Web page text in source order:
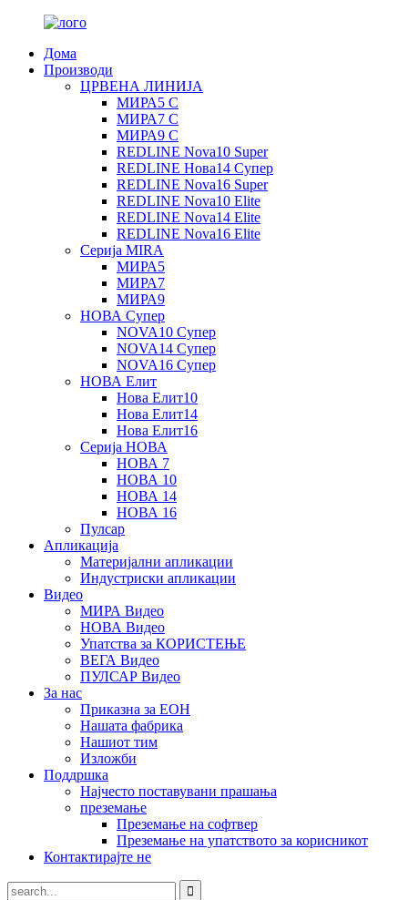
Дома
Производи
ЦРВЕНА ЛИНИЈА
МИРА5 С
МИРА7 С
МИРА9 С
REDLINE Nova10 Super
REDLINE Нова14 Супер
REDLINE Nova16 Super
REDLINE Nova10 Elite
REDLINE Nova14 Elite
REDLINE Nova16 Elite
Серија MIRA
МИРА5
МИРА7
МИРА9
НОВА Супер
NOVA10 Супер
NOVA14 Супер
NOVA16 Супер
НОВА Елит
Нова Елит10
Нова Елит14
Нова Елит16
Серија НОВА
НОВА 7
НОВА 10
НОВА 14
НОВА 16
Пулсар
Апликација
Материјални апликации
Индустриски апликации
Видео
МИРА Видео
НОВА Видео
Упатства за КОРИСТЕЊЕ
ВЕГА Видео
ПУЛСАР Видео
За нас
Приказна за ЕОН
Нашата фабрика
Нашиот тим
Изложби
Поддршка
Најчесто поставувани прашања
преземање
Преземање на софтвер
Преземање на упатството за корисникот
Контактирајте не